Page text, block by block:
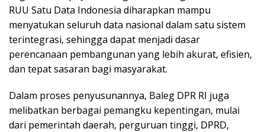
RUU Satu Data Indonesia diharapkan mampu
menyatukan seluruh data nasional dalam satu sistem
terintegrasi, sehingga dapat menjadi dasar
perencanaan pembangunan yang lebih akurat, efisien,
dan tepat sasaran bagi masyarakat.
Dalam proses penyusunannya, Baleg DPR RI juga
melibatkan berbagai pemangku kepentingan, mulai
dari pemerintah daerah, perguruan tinggi, DPRD,